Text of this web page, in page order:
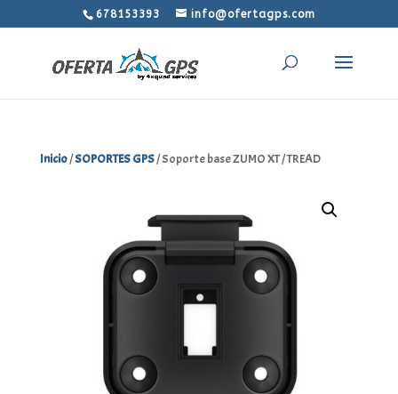
678153393 info@ofertagps.com
Inicio/SOPORTES GPS/ Soporte base ZUMO XT / TREAD